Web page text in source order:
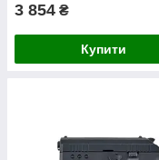
3 854 ₴
Купити